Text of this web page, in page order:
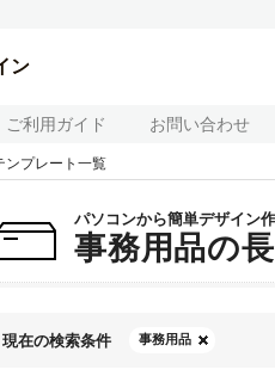
ン
ご利用ガイド お問い合わせ
ンプレート一覧
パソコンから簡単デザイン
事務用品の
現在の検索条件 事務用品